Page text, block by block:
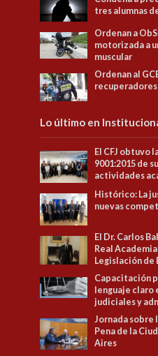
tres alumnas
Ordenan a
motorizada a
muscular
Ordenan al
recuperadores
Lo último en
El CFJ obtuvo
9001:2015 de
actividades
Histórico: La
nuevas
El Dr. Carlos
Real
Legislación de
Capacitación
lenguaje claro
judiciales y
Jornada sobre
Pena de la
Aires